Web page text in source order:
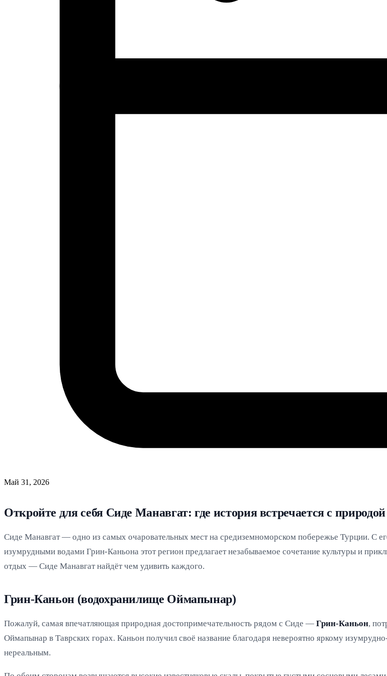
Май 31, 2026
Откройте для себя Сиде Манавгат: где история встречается с природой
Сиде Манавгат — одно из самых очаровательных мест на средиземноморском побережье Турции.
изумрудными водами Грин-Каньона этот регион предлагает незабываемое сочетание культуры и
отдых — Сиде Манавгат найдёт чем удивить каждого.
Грин-Каньон (водохранилище Оймапынар)
Пожалуй, самая впечатляющая природная достопримечательность рядом с Сиде — Грин-Каньон,
Оймапынар в Таврских горах. Каньон получил своё название благодаря невероятно яркому
нереальным.